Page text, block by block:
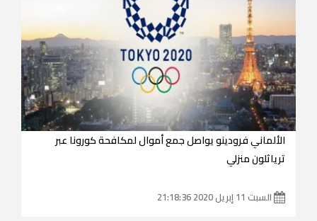
الألماني فرودينو يواصل جمع أموال لمكافحة كورونا عبر
ترياثلون منزلي
السبت 11 إبريل 2020 21:18:36